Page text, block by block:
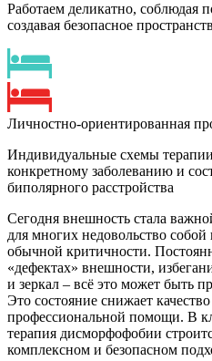
Работаем деликатно, соблюдая
создавая безопасное
Личностно-ориентированная
Индивидуальные схемы
конкретному заболеванию и
биполярного расстройства
Сегодня внешность стала
для многих недовольство собой
обычной критичности.
«дефектах» внешности,
и зеркал – всё это может быть
Это состояние снижает
профессиональной помощи. В
терапия дисморфофобии
комплексном и безопасном